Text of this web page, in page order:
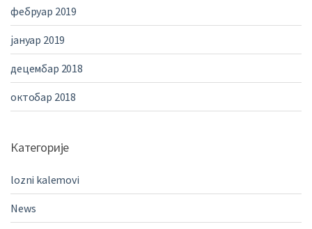
фебруар 2019
јануар 2019
децембар 2018
октобар 2018
Категорије
lozni kalemovi
News